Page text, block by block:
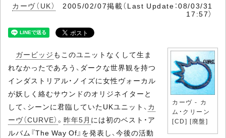
カーヴ（UK）
2005/02/07掲載（Last Update：08/03/31
17:57）
カーヴ - カ
ム・クリーン
[CD] [廃盤]
ガービッジ もこのユニットなくして生ま
れなかったであろう、ダークな世界観を持つ
インダストリアル・ノイズに女性ヴォーカル
が妖しく絡むサウンドのオリジネイターと
して、シーンに君臨していたUKユニット、 カ
ーヴ（CURVE） 。 昨年5月 には初のベスト・ア
ルバム『The Way Of』を発表し、今後の活動